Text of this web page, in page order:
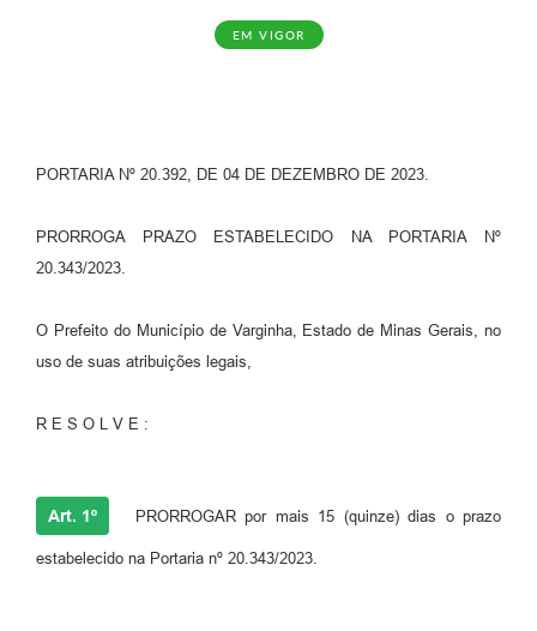
EM VIGOR
PORTARIA Nº 20.392, DE 04 DE DEZEMBRO DE 2023.
PRORROGA PRAZO ESTABELECIDO NA PORTARIA Nº
20.343/2023.
O Prefeito do Município de Varginha, Estado de Minas Gerais, no
uso de suas atribuições legais,
R E S O L V E :
Art. 1º PRORROGAR por mais 15 (quinze) dias o prazo
estabelecido na Portaria nº 20.343/2023.